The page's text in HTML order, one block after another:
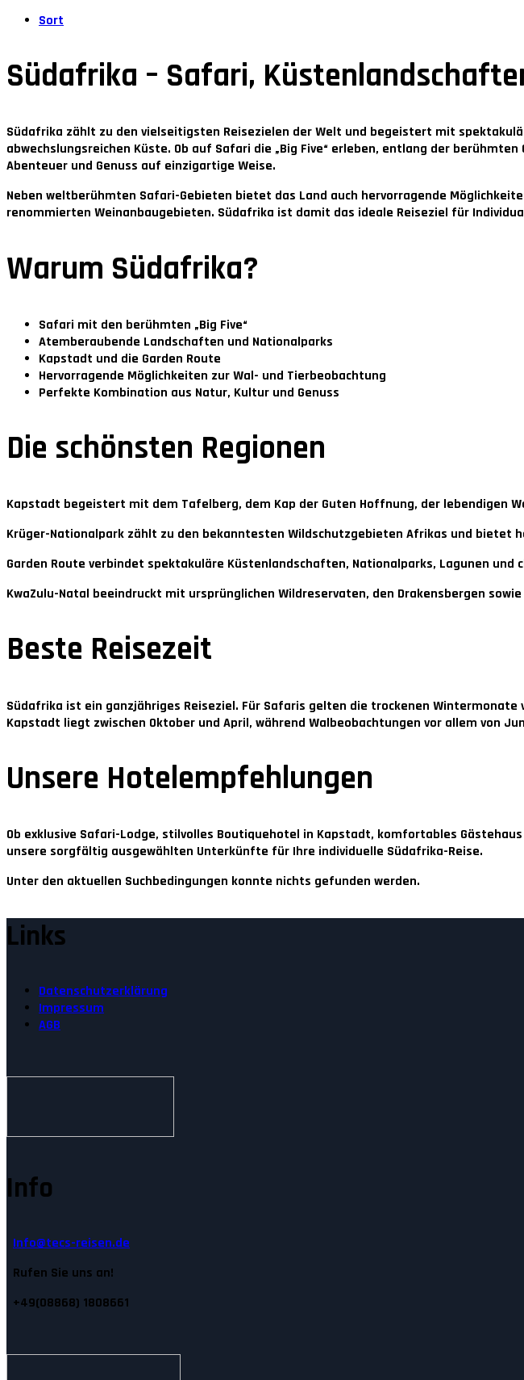
Sort
Südafrika – Safari,
Südafrika zählt zu den vielseitigsten Reisezielen der Welt und begeistert mit
abwechslungsreichen Küste. Ob auf Safari die „Big Five“ erleben, entlang der
Abenteuer und Genuss auf einzigartige Weise.
Neben weltberühmten Safari-Gebieten bietet das Land auch hervorragende
renommierten Weinanbaugebieten. Südafrika ist damit das ideale Reiseziel für
Warum Südafrika?
Safari mit den berühmten „Big Five“
Atemberaubende Landschaften und Nationalparks
Kapstadt und die Garden Route
Hervorragende Möglichkeiten zur Wal- und Tierbeobachtung
Perfekte Kombination aus Natur, Kultur und Genuss
Die schönsten Regionen
Kapstadt begeistert mit dem Tafelberg, dem Kap der Guten Hoffnung, der lebendigen
Krüger-Nationalpark zählt zu den bekanntesten Wildschutzgebieten Afrikas und bietet
Garden Route verbindet spektakuläre Küstenlandschaften, Nationalparks, Lagunen
KwaZulu-Natal beeindruckt mit ursprünglichen Wildreservaten, den Drakensbergen
Beste Reisezeit
Südafrika ist ein ganzjähriges Reiseziel. Für Safaris gelten die trockenen Wintermonate
Kapstadt liegt zwischen Oktober und April, während Walbeobachtungen vor allem von
Unsere Hotelempfehlungen
Ob exklusive Safari-Lodge, stilvolles Boutiquehotel in Kapstadt, komfortables
unsere sorgfältig ausgewählten Unterkünfte für Ihre individuelle Südafrika-Reise.
Unter den aktuellen Suchbedingungen konnte nichts gefunden werden.
Links
Datenschutzerklärung
Impressum
AGB
Info
Info@tecs-reisen.de
Rufen Sie uns an!
+49(08868) 1808661